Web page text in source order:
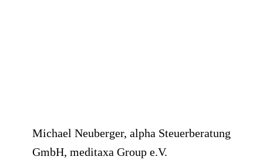
Michael Neuberger, alpha Steuerberatung
GmbH, meditaxa Group e.V.